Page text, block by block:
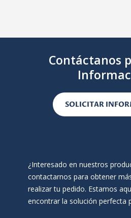
Contáctanos
SOLICITAR
¿Interesado en nuestros
contactarnos para obtener
realizar tu pedido. Estamos
encontrar la solución perfecta